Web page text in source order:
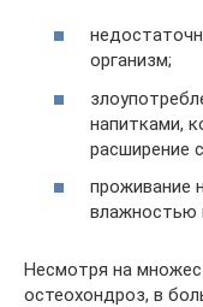
организм;
напитками,
расширение
проживание
влажностью
Несмотря на
остеохондроз, в